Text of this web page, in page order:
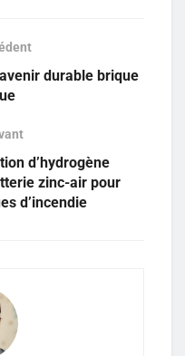
durable brique
d’hydrogène
zinc-air pour
d’incendie